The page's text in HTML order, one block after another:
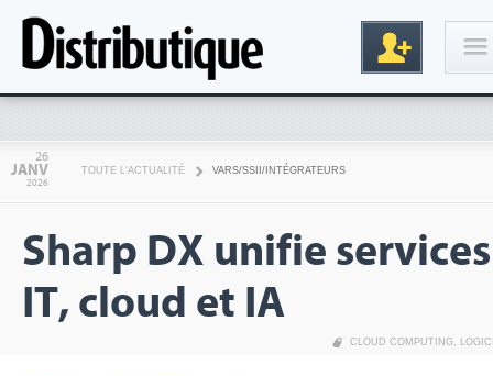
26
JANV
2026
TOUTE L'ACTUALITÉ VARS/SSII/INTÉGRATEURS
Sharp DX unifie services
IT, cloud et IA
CLOUD COMPUTING,